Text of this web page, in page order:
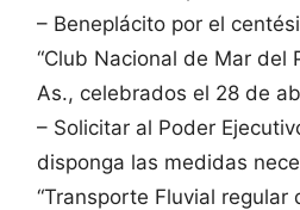
– Beneplácito por el
“Club Nacional de Mar del
As., celebrados el 28 de
– Solicitar al Poder
disponga las medidas
“Transporte Fluvial regular